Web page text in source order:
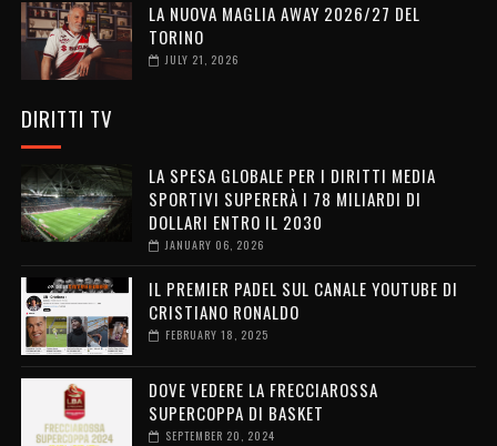
LA NUOVA MAGLIA AWAY 2026/27 DEL
TORINO
JULY 21, 2026
DIRITTI TV
LA SPESA GLOBALE PER I DIRITTI MEDIA
SPORTIVI SUPERERÀ I 78 MILIARDI DI
DOLLARI ENTRO IL 2030
JANUARY 06, 2026
IL PREMIER PADEL SUL CANALE YOUTUBE DI
CRISTIANO RONALDO
FEBRUARY 18, 2025
DOVE VEDERE LA FRECCIAROSSA
SUPERCOPPA DI BASKET
SEPTEMBER 20, 2024